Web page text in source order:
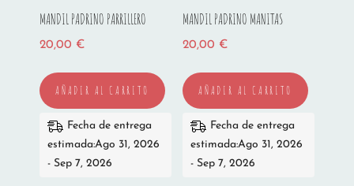
MANDIL PADRINO PARRILLERO
20,00 €
AÑADIR AL CARRITO
Fecha de entrega
estimada:Ago 31, 2026
- Sep 7, 2026
MANDIL PADRINO MANITAS
20,00 €
AÑADIR AL CARRITO
Fecha de entrega
estimada:Ago 31, 2026
- Sep 7, 2026